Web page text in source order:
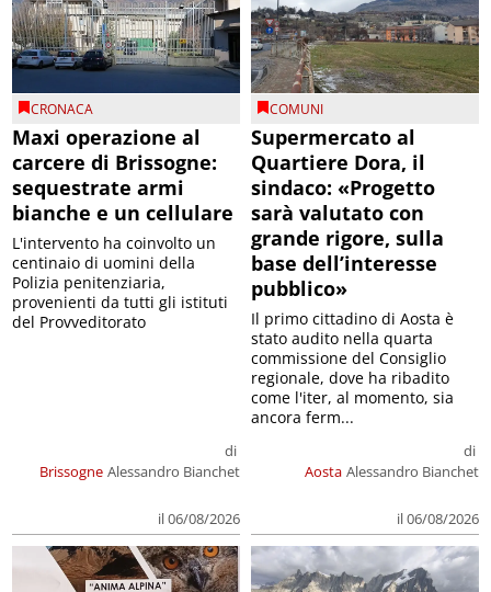
CRONACA
Maxi operazione al
carcere di Brissogne:
sequestrate armi
bianche e un cellulare
Brissogne
di
Alessandro Bianchet
il 06/08/2026
L'intervento ha coinvolto un
centinaio di uomini della
Polizia penitenziaria,
provenienti da tutti gli istituti
del Provveditorato
COMUNI
Supermercato al
Quartiere Dora, il
sindaco: «Progetto
sarà valutato con
grande rigore, sulla
base dell’interesse
pubblico»
Aosta
di
Alessandro Bianchet
il 06/08/2026
Il primo cittadino di Aosta è
stato audito nella quarta
commissione del Consiglio
regionale, dove ha ribadito
come l'iter, al momento, sia
ancora ferm...